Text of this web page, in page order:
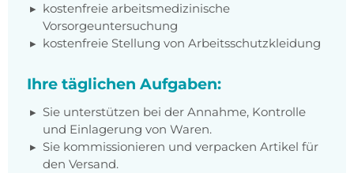
kostenfreie arbeitsmedizinische
Vorsorgeuntersuchung
kostenfreie Stellung von Arbeitsschutzkleidung
Ihre täglichen Aufgaben:
Sie unterstützen bei der Annahme, Kontrolle
und Einlagerung von Waren.
Sie kommissionieren und verpacken Artikel für
den Versand.